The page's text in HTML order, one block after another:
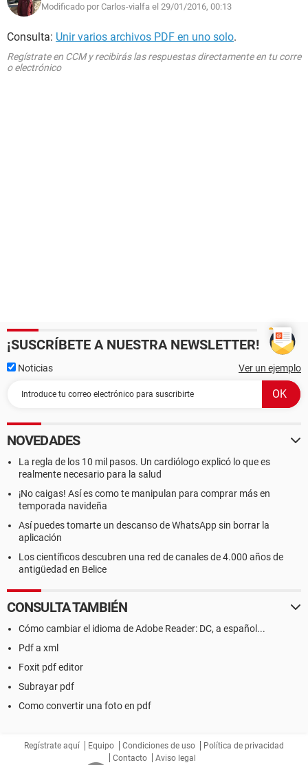
Modificado por Carlos-vialfa el 29/01/2016, 00:13
Consulta: Unir varios archivos PDF en uno solo.
Regístrate en CCM y recibirás las respuestas directamente en tu corre
o electrónico
¡SUSCRÍBETE A NUESTRA NEWSLETTER!
Noticias Ver un ejemplo
NOVEDADES
La regla de los 10 mil pasos. Un cardiólogo explicó lo que es
realmente necesario para la salud
¡No caigas! Así es como te manipulan para comprar más en
temporada navideña
Así puedes tomarte un descanso de WhatsApp sin borrar la
aplicación
Los científicos descubren una red de canales de 4.000 años de
antigüedad en Belice
CONSULTA TAMBIÉN
Cómo cambiar el idioma de Adobe Reader: DC, a español...
Pdf a xml
Foxit pdf editor
Subrayar pdf
Como convertir una foto en pdf
Regístrate aquí Equipo Condiciones de uso
Política de privacidad
Contacto
Aviso legal